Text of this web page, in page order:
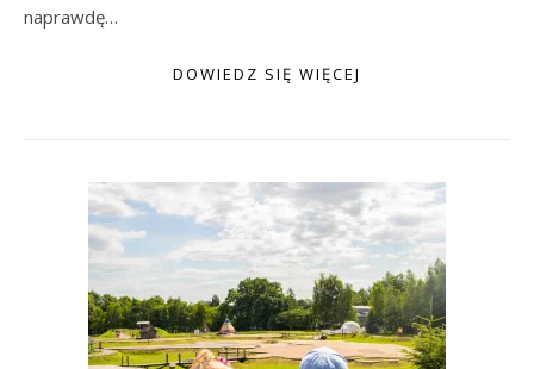
naprawdę…
DOWIEDZ SIĘ WIĘCEJ